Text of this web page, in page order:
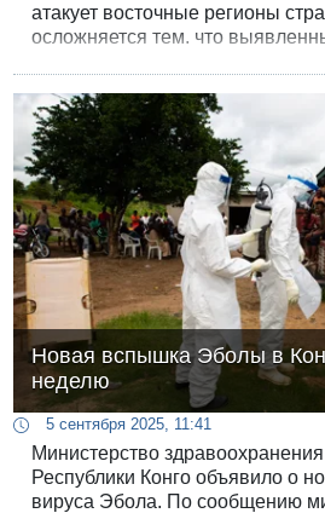
атакует восточные регионы
осложняется тем, что
зонах.
Новая вспышка Эболы в
неделю
5 сентября 2025, 11:41
Министерство
Республики Конго объявило о
вируса Эбола. По сообщению